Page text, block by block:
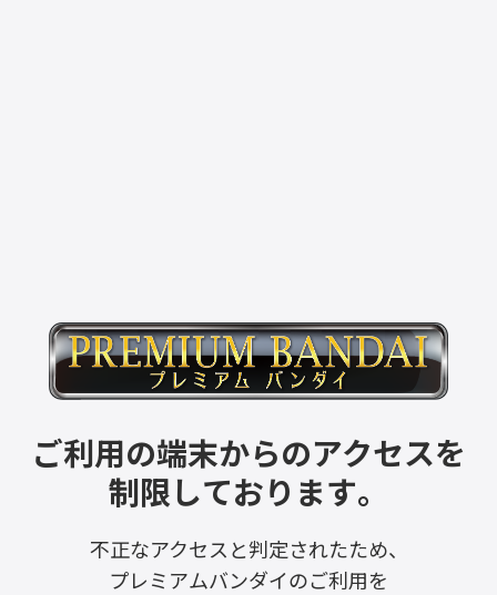
ご利用の端末からのアクセスを
制限しております。
不正なアクセスと判定されたため、
プレミアムバンダイのご利用を